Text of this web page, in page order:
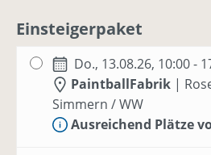
Einsteigerpaket
Do., 13.08.26, 10:00 -
PaintballFabrik |
Simmern / WW
Ausreichend Plätze